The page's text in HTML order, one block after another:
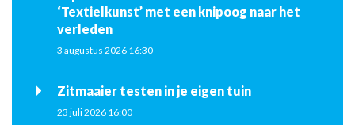
‘Textielkunst’ met een knipoog naar het
verleden
3 augustus 2026 16:30
Zitmaaier testen in je eigen tuin
23 juli 2026 16:00